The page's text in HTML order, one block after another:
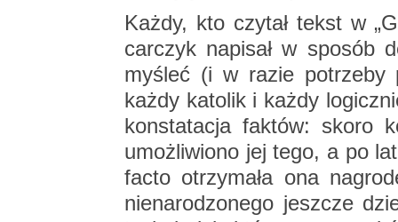
Każdy, kto czy­tał tekst w
car­czyk na­pi­sał w spo­sób
my­śleć (i w razie po­trze­by
każdy ka­to­lik i każdy
kon­sta­ta­cja fak­tów: skoro
umoż­li­wio­no jej tego, a po
facto otrzy­ma­ła ona
nie­na­ro­dzo­ne­go jesz­cze